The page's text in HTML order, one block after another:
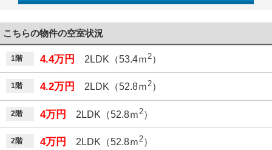
こちらの物件の空室状況
1階 4.4万円 2LDK（53.4ｍ2）
1階 4.2万円 2LDK（52.8ｍ2）
2階 4万円 2LDK（52.8ｍ 2）
2階 4万円 2LDK（52.8ｍ 2）